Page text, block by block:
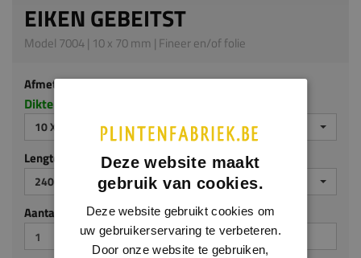
EIKEN GEBEITST
Model 7004 | 10 x 70 mm | Fineer en/of folie
Afmeting
Dikte x hoogte in millimeters
10 X 70 MM
Lengte (mm)
2400
Aantal stuks
Deze website maakt
gebruik van cookies.
Deze website gebruikt cookies om
uw gebruikerservaring te verbeteren.
Door onze website te gebruiken,